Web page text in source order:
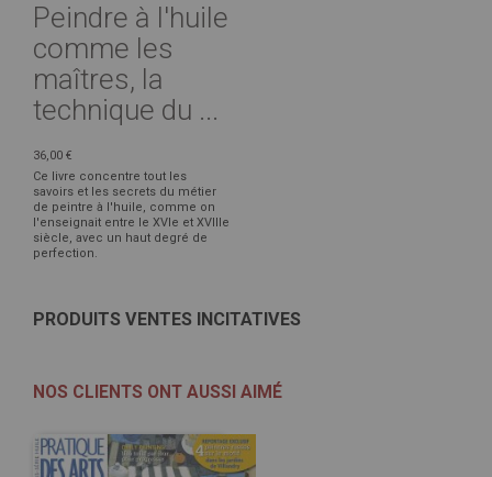
Peindre à l'huile
comme les
maîtres, la
technique du ...
36,00 €
Ce livre concentre tout les
savoirs et les secrets du métier
de peintre à l'huile, comme on
l'enseignait entre le XVIe et XVIIIe
siècle, avec un haut degré de
perfection.
PRODUITS VENTES INCITATIVES
NOS CLIENTS ONT AUSSI AIMÉ